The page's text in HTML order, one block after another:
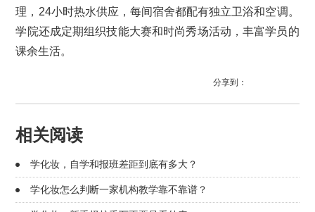
理，24小时热水供应，每间宿舍都配有独立卫浴和空调。
学院还成定期组织技能大赛和时尚秀场活动，丰富学员的
课余生活。
分享到：
相关阅读
学化妆，自学和报班差距到底有多大？
学化妆怎么判断一家机构教学靠不靠谱？